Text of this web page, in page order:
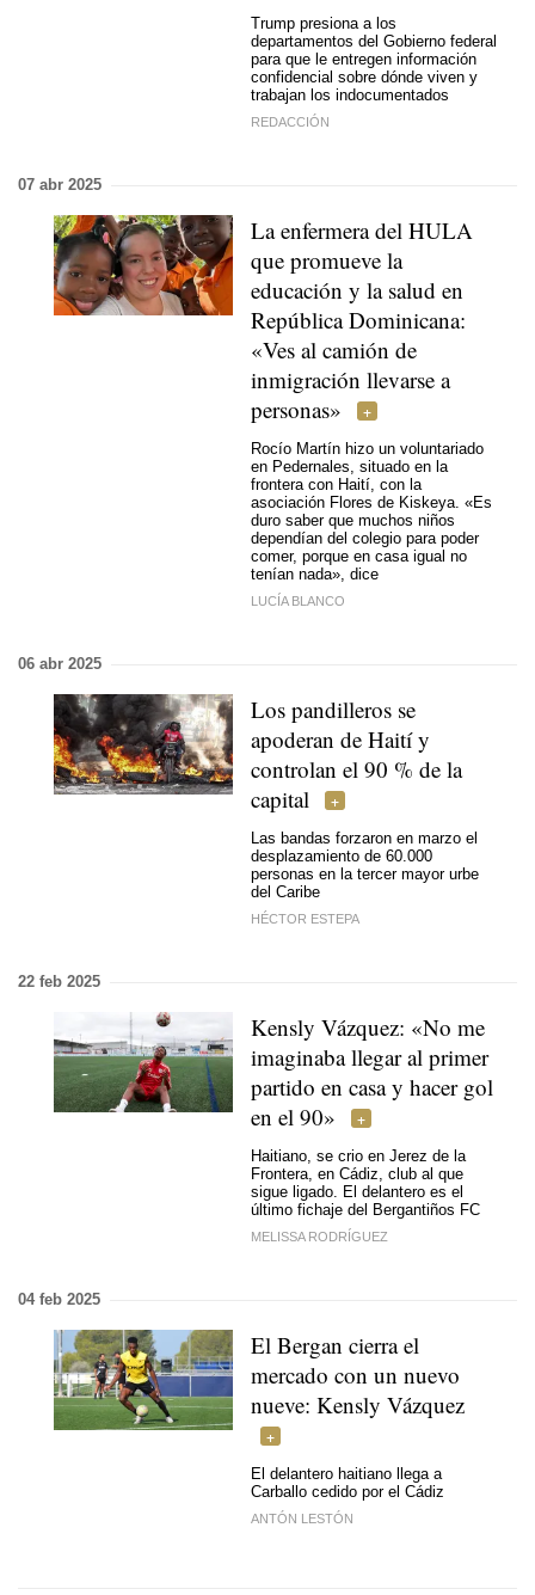
Trump presiona a los
departamentos del Gobierno federal
para que le entregen información
confidencial sobre dónde viven y
trabajan los indocumentados
REDACCIÓN
07 abr 2025
La enfermera del HULA
que promueve la
educación y la salud en
República Dominicana:
«Ves al camión de
inmigración llevarse a
personas»
Rocío Martín hizo un voluntariado
en Pedernales, situado en la
frontera con Haití, con la
asociación Flores de Kiskeya. «Es
duro saber que muchos niños
dependían del colegio para poder
comer, porque en casa igual no
tenían nada», dice
LUCÍA BLANCO
06 abr 2025
Los pandilleros se
apoderan de Haití y
controlan el 90 % de la
capital
Las bandas forzaron en marzo el
desplazamiento de 60.000
personas en la tercer mayor urbe
del Caribe
HÉCTOR ESTEPA
22 feb 2025
Kensly Vázquez: «No me
imaginaba llegar al primer
partido en casa y hacer gol
en el 90»
Haitiano, se crio en Jerez de la
Frontera, en Cádiz, club al que
sigue ligado. El delantero es el
último fichaje del Bergantiños FC
MELISSA RODRÍGUEZ
04 feb 2025
El Bergan cierra el
mercado con un nuevo
nueve: Kensly Vázquez
El delantero haitiano llega a
Carballo cedido por el Cádiz
ANTÓN LESTÓN